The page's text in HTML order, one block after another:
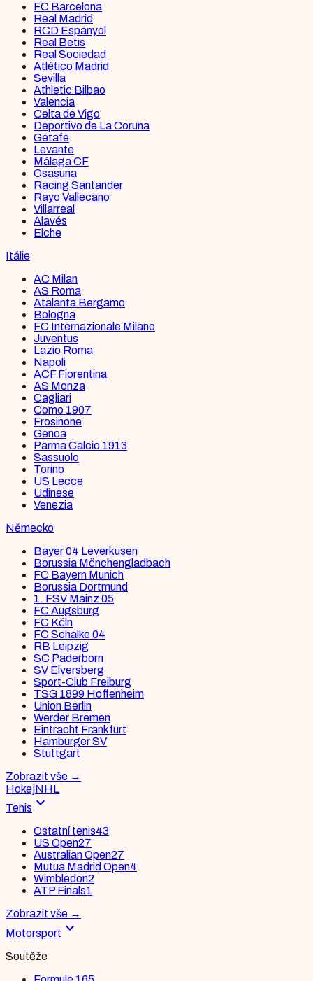
FC Barcelona
Real Madrid
RCD Espanyol
Real Betis
Real Sociedad
Atlético Madrid
Sevilla
Athletic Bilbao
Valencia
Celta de Vigo
Deportivo de La Coruna
Getafe
Levante
Málaga CF
Osasuna
Racing Santander
Rayo Vallecano
Villarreal
Alavés
Elche
Itálie
AC Milan
AS Roma
Atalanta Bergamo
Bologna
FC Internazionale Milano
Juventus
Lazio Roma
Napoli
ACF Fiorentina
AS Monza
Cagliari
Como 1907
Frosinone
Genoa
Parma Calcio 1913
Sassuolo
Torino
US Lecce
Udinese
Venezia
Německo
Bayer 04 Leverkusen
Borussia Mönchengladbach
FC Bayern Munich
Borussia Dortmund
1. FSV Mainz 05
FC Augsburg
FC Köln
FC Schalke 04
RB Leipzig
SC Paderborn
SV Elversberg
Sport-Club Freiburg
TSG 1899 Hoffenheim
Union Berlin
Werder Bremen
Eintracht Frankfurt
Hamburger SV
Stuttgart
Zobrazit vše →
HokejNHL
Tenis expand_more
Ostatní tenis43
US Open27
Australian Open27
Mutua Madrid Open4
Wimbledon2
ATP Finals1
Zobrazit vše →
Motorsport expand_more
Soutěže